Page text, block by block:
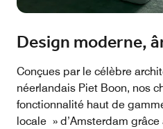
Design moderne,
Conçues par le célèbre
néerlandais Piet Boon, nos
fonctionnalité haut de
locale » d’Amsterdam